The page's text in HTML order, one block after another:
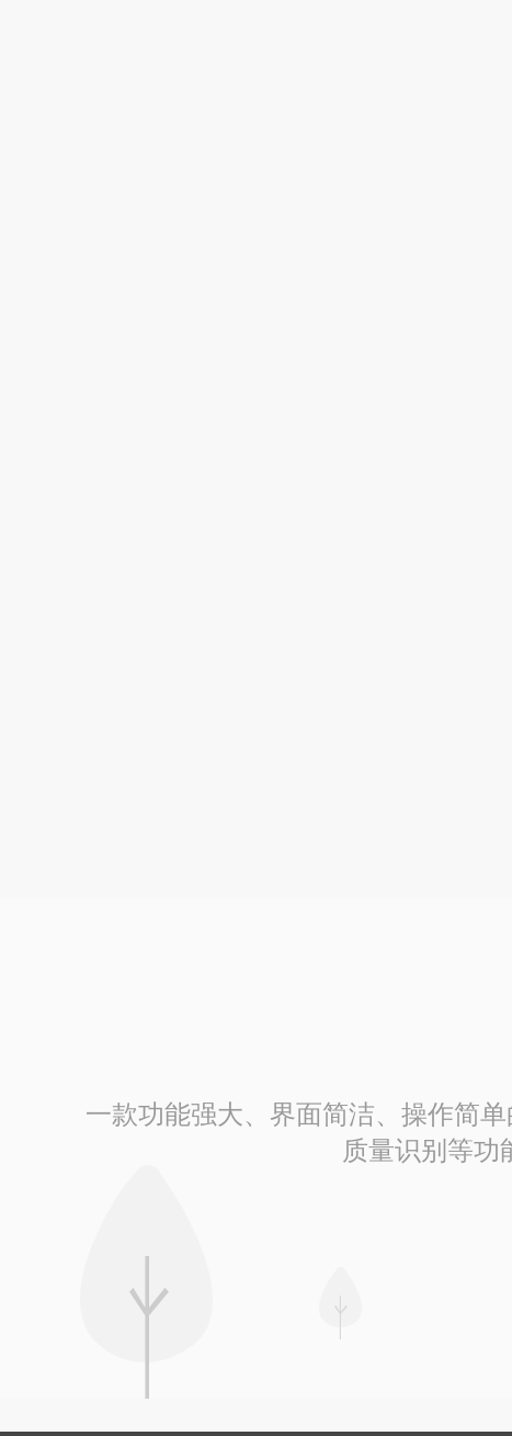
一款功能强大、界面简洁、操作简
质量识别等功